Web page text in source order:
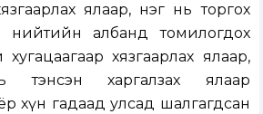
ялаар, нэг нь торгох
нийтийн албанд томилогдох
хязгаарлах ялаар,
харгалзах ялаар
хүн гадаад улсад шалгагдсан